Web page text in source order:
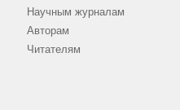
Научным журналам
Авторам
Читателям